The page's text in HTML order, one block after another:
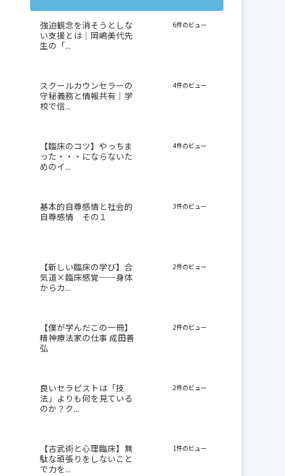
強迫観念を消そうとしな
い支援とは｜岡嶋美代先
生の「...
6件のビュー
スクールカウンセラーの
守秘義務と情報共有｜学
校で信...
4件のビュー
【臨床のコツ】やっちま
った・・・にならないた
めのイ...
4件のビュー
基本的自尊感情と社会的
自尊感情 その１
3件のビュー
【新しい臨床の学び】合
気道×臨床感覚──身体
からカ...
2件のビュー
【僕が学んだこの一冊】
精神療法家の仕事 成田善
弘
2件のビュー
良いセラピストは「技
法」よりも何を見ている
のか？ク...
2件のビュー
【古武術と心理臨床】無
駄な頑張りをしないこと
で力を...
1件のビュー